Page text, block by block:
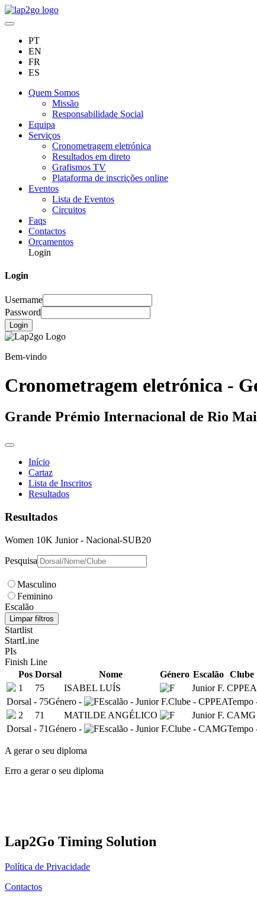
PT
EN
FR
ES
Quem Somos
Missão
Responsabilidade Social
Equipa
Serviços
Cronometragem eletrónica
Resultados em direto
Grafismos TV
Plataforma de inscrições online
Eventos
Lista de Eventos
Circuitos
Faqs
Contactos
Orçamentos
Login
Login
Username
Password
Login
Bem-vindo
Cronometragem eletrónica -
Grande Prémio Internacional de Rio
Início
Cartaz
Lista de Inscritos
Resultados
Resultados
Women 10K Junior- Nacional-SUB20
Pesquisa
Masculino
Feminino
Escalão
Limpar filtros
Startlist
StartLine
PIs
Finish Line
Pos Dorsal Nome Género Escalão Clube
1
75 ISABEL LUÍS Junior F. CPPEA
Dorsal - 75Género - Escalão - Junior F.Clube - CPPEATempo
2
71 MATILDE ANGÉLICO Junior F. CAMG
Dorsal - 71Género - Escalão - Junior F.Clube - CAMGTempo
A gerar o seu diploma
Erro a gerar o seu diploma
Lap2Go Timing Solution
Política de Privacidade
Contactos